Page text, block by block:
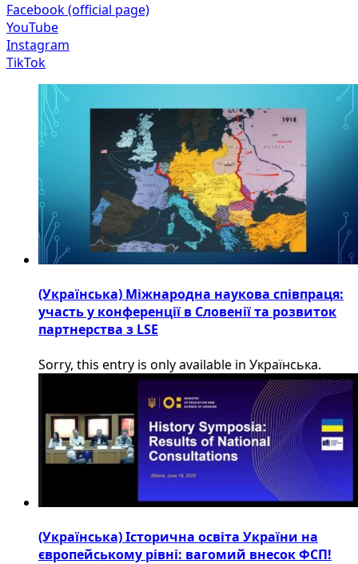
Facebook (official page)
YouTube
Instagram
TikTok
(Українська) Міжнародна наукова співпраця:
участь у конференції в Словенії та розвиток
партнерства з LSE
Sorry, this entry is only available in Українська.
(Українська) Історична освіта України на
європейському рівні: вагомий внесок ФСП!